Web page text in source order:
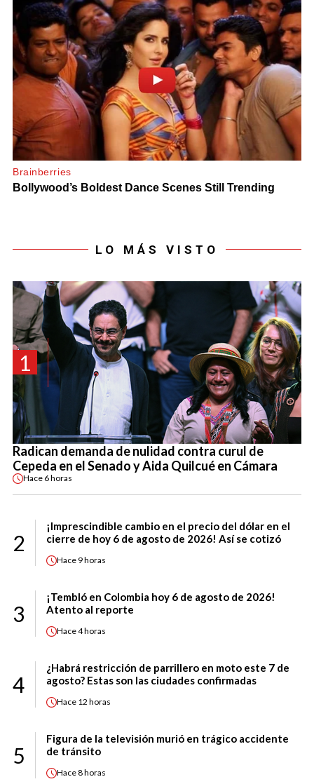
LO MÁS VISTO
1
Radican demanda de nulidad contra curul de
Cepeda en el Senado y Aida Quilcué en Cámara
Hace 6 horas
2
¡Imprescindible cambio en el precio del dólar en el
cierre de hoy 6 de agosto de 2026! Así se cotizó
Hace 9 horas
3
¡Tembló en Colombia hoy 6 de agosto de 2026!
Atento al reporte
Hace4 horas
4
¿Habrá restricción de parrillero en moto este 7 de
agosto? Estas son las ciudades confirmadas
Hace 12 horas
5
Figura de la televisión murió en trágico accidente
de tránsito
Hace8 horas